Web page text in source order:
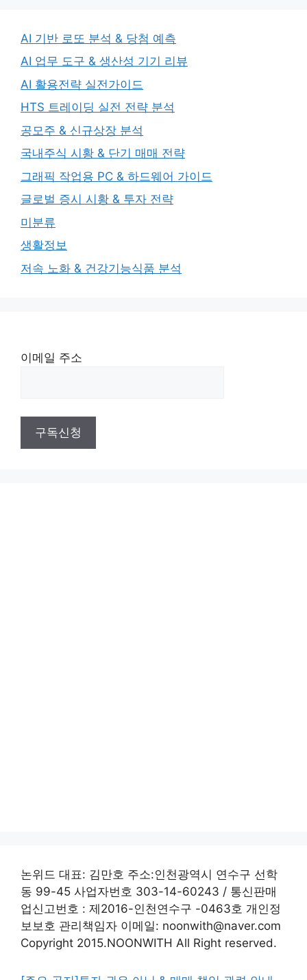
AI 기반 로또 분석 & 당첨 예측
AI 업무 도구 & 생산성 기기 리뷰
AI 활용전략 실전가이드
HTS 트레이딩 실전 전략 분석
공모주 & 신규상장 분석
국내주식 시황 & 단기 매매 전략
그래픽 작업용 PC & 하드웨어 가이드
글로벌 증시 시황 & 투자 전략
미분류
생활정보
저속 노화 & 건강기능식품 분석
이메일 주소
논위드 대표: 김만호 주소:인천광역시 연수구 선학
동 99-45 사업자번호 303-14-60243 / 통신판매
업신고번호 : 제2016-인천연수구 -0463호 개인정
보보호 관리책임자 이메일: noonwith@naver.com
Copyright 2015.NOONWITH All Right reserved.